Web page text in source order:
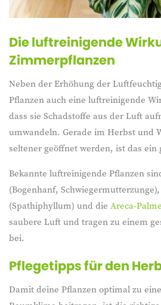
Die luftreinigende
Zimmerpflanzen
Neben der Erhöhung der
Pflanzen auch eine luftreinigende
dass sie Schadstoffe aus der Luft
umwandeln. Gerade im Herbst und
seltener geöffnet werden, ist das ein
Bekannte luftreinigende Pflanzen
(Bogenhanf,
(Spathiphyllum) und die Areca-Palme
saubere Luft und tragen zu einem
bei.
Pflegetipps für den
Damit deine Pflanzen optimal zu